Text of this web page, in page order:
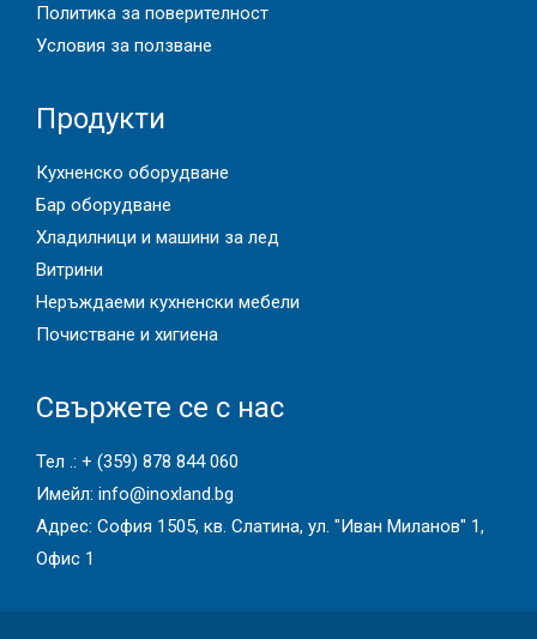
Политика за поверителност
Условия за ползване
Продукти
Кухненско оборудване
Бар оборудване
Хладилници и машини за лед
Витрини
Неръждаеми кухненски мебели
Почистване и хигиена
Свържете се с нас
Тел .: + (359) 878 844 060
Имейл: info@inoxland.bg
Адрес: София 1505, кв. Слатина, ул. "Иван Миланов" 1,
Офис 1